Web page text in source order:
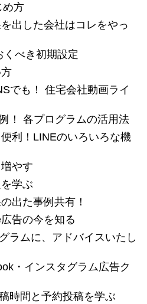
め方
出した会社はコレをやっ
くべき初期設定
でも！ 住宅会社動画ライ
！ 各プログラムの活用法
利！LINEのいろいろな機
やす
学ぶ
出た事例共有！
告の今を知る
ラムに、アドバイスいたし
・インスタグラム広告ク
時間と予約投稿を学ぶ